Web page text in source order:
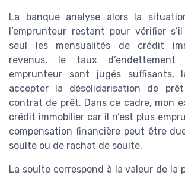
La banque analyse alors la
l’emprunteur restant pour vérifier
seul les mensualités de crédit
revenus, le taux d’endettement
emprunteur sont jugés suffisants,
accepter la désolidarisation de
contrat de prêt. Dans ce cadre, mon
crédit immobilier car il n’est plus
compensation financière peut être
soulte ou de rachat de soulte.
La soulte correspond à la valeur de la